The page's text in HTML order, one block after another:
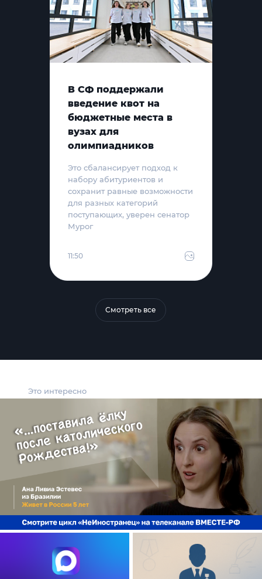
Это интересно
В СФ поддержали
введение квот на
бюджетные места в
вузах для
олимпиадников
Это сбалансирует подход к
набору абитуриентов и
сохранит равные возможности
для разных категорий
поступающих, уверен сенатор
Мурог
11:50
Смотреть все